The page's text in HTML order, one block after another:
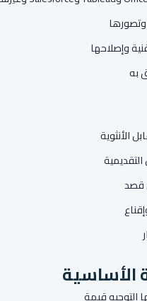
وتصورها
وإصلاحها
به
الأنثوية
قصد
الأساسية
التوجيه قيمة